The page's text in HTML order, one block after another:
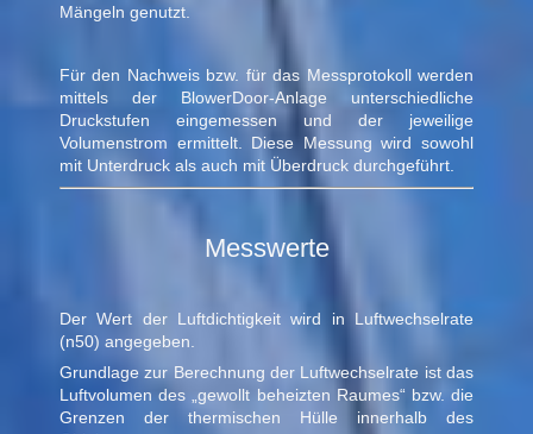
Mängeln genutzt.
Für den Nachweis bzw. für das Messprotokoll werden
mittels der BlowerDoor-Anlage unterschiedliche
Druckstufen eingemessen und der jeweilige
Volumenstrom ermittelt. Diese Messung wird sowohl
mit Unterdruck als auch mit Überdruck durchgeführt.
Messwerte
Der Wert der Luftdichtigkeit wird in Luftwechselrate
(n50) angegeben.
Grundlage zur Berechnung der Luftwechselrate ist das
Luftvolumen des „gewollt beheizten Raumes“ bzw. die
Grenzen der thermischen Hülle innerhalb des